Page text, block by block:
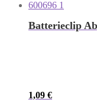
Batterieclip
1,09 €